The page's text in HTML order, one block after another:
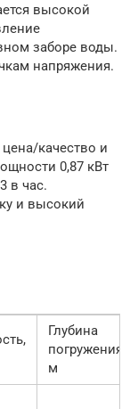
высокой
заборе воды.
напряжения.
качество и
0,87 кВт
в час.
и высокий
Глубина
погружения,
м